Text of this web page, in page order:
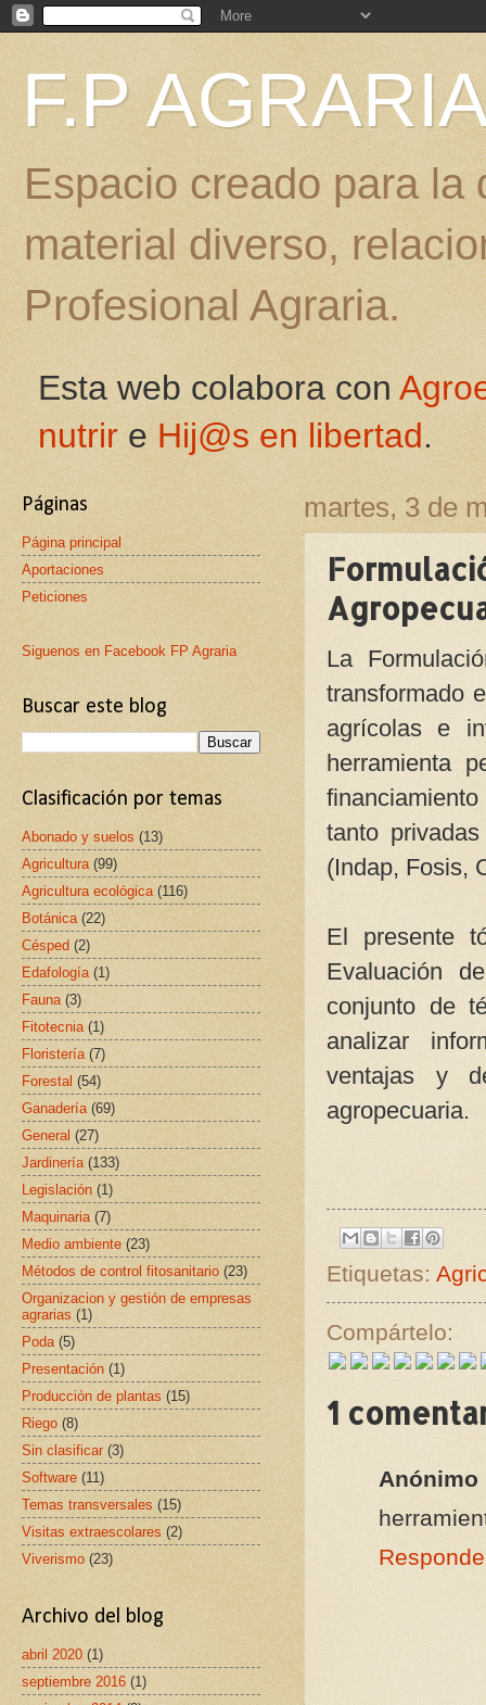
F.P
Espacio creado para
material diverso,
Profesional Agraria.
Esta web colabora con
nutrir e Hij@s en libertad.
martes, 3 de
La
transformado
agrícolas e
herramienta
tanto
(Indap, Fosis,
El presente
Evaluación
conjunto de
analizar
ventajas y
agropecuaria.
Etiquetas:
Compártelo:
1
Anónimo
Páginas
Página principal
Aportaciones
Peticiones
Siguenos en Facebook FP Agraria
Buscar este blog
Clasificación por temas
Abonado y suelos (13)
Agricultura (99)
Agricultura ecológica (116)
Botánica (22)
Césped (2)
Edafología (1)
Fauna (3)
Fitotecnia (1)
Floristería (7)
Forestal (54)
Ganadería (69)
General (27)
Jardinería (133)
Legislación (1)
Maquinaria (7)
Medio ambiente (23)
Métodos de control fitosanitario (23)
Organizacion y gestión de empresas
agrarias (1)
Poda (5)
Presentación (1)
Producción de plantas (15)
Riego (8)
Sin clasificar (3)
Software (11)
Temas transversales (15)
Visitas extraescolares (2)
Viverismo (23)
Archivo del blog
abril 2020 (1)
septiembre 2016 (1)